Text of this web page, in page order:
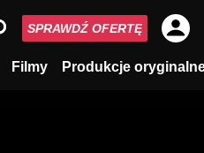
Filmy Produkcje
SPRAWDŹ OFERTĘ